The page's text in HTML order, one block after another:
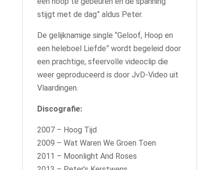
stijgt met de dag” aldus Peter.
De gelijknamige single “Geloof, Hoop en
een heleboel Liefde” wordt begeleid door
een prachtige, sfeervolle videoclip die
weer geproduceerd is door JvD-Video uit
Vlaardingen.
Discografie:
2007 – Hoog Tijd
2009 – Wat Waren We Groen Toen
2011 – Moonlight And Roses